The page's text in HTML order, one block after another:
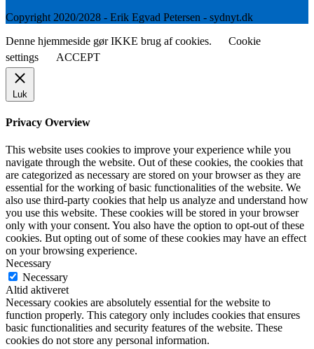
Copyright 2020/2028 - Erik Egvad Petersen - sydnyt.dk
Denne hjemmeside gør IKKE brug af cookies.
Cookie
settings
ACCEPT
Luk
Privacy Overview
This website uses cookies to improve your experience while you
navigate through the website. Out of these cookies, the cookies that
are categorized as necessary are stored on your browser as they are
essential for the working of basic functionalities of the website. We
also use third-party cookies that help us analyze and understand how
you use this website. These cookies will be stored in your browser
only with your consent. You also have the option to opt-out of these
cookies. But opting out of some of these cookies may have an effect
on your browsing experience.
Necessary
Necessary
Altid aktiveret
Necessary cookies are absolutely essential for the website to
function properly. This category only includes cookies that ensures
basic functionalities and security features of the website. These
cookies do not store any personal information.